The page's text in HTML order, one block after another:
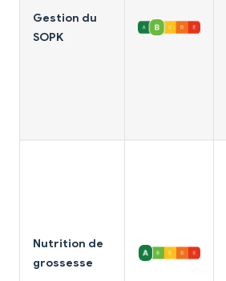
Gestion du
SOPK
Nutrition de
grossesse